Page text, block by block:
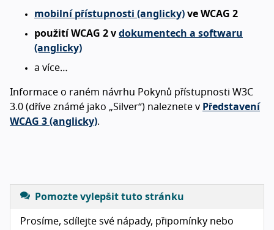
mobilní přístupnosti (anglicky) ve WCAG 2
použití WCAG 2 v dokumentech a softwaru
(anglicky)
a více…
Informace o raném návrhu Pokynů přístupnosti W3C
3.0 (dříve známé jako „Silver“) naleznete v Představení
WCAG 3 (anglicky).
Pomozte vylepšit tuto stránku
Prosíme, sdílejte své nápady, připomínky nebo